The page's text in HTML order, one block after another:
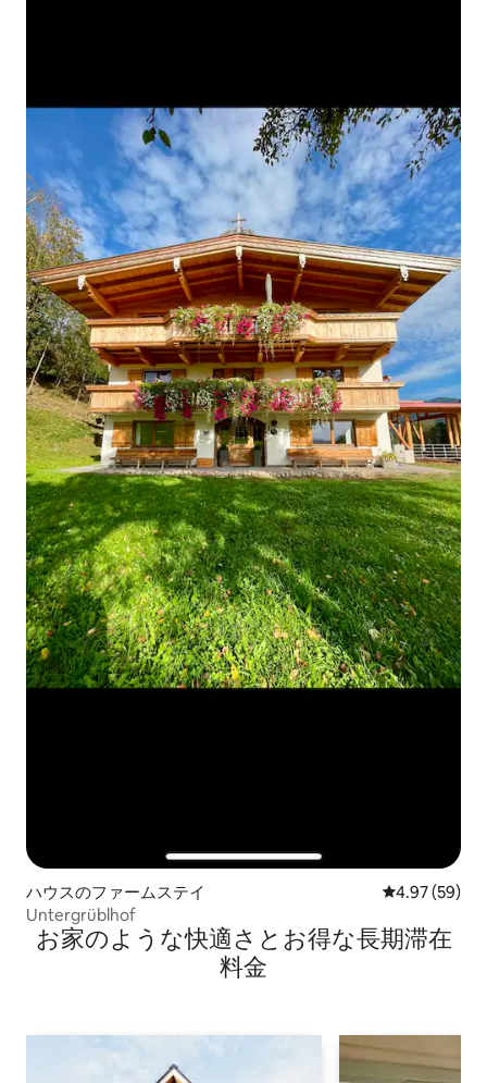
ハウスのファームステイ レビュー59
4.97 (59)
Untergrüblhof
お家のような快⁠適⁠さ⁠とお⁠得⁠な長⁠期⁠滞⁠在
料⁠金